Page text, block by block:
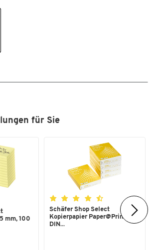
für Sie
mm, 100
Schäfer Shop Select
Kopierpapier Paper@Print,
DIN...